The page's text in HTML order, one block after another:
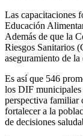
Las capacitaciones
Educación
Además de que la
Riesgos Sanitarios
aseguramiento de
Es así que 546
los DIF
perspectiva familiar
fortalecer a la
de decisiones